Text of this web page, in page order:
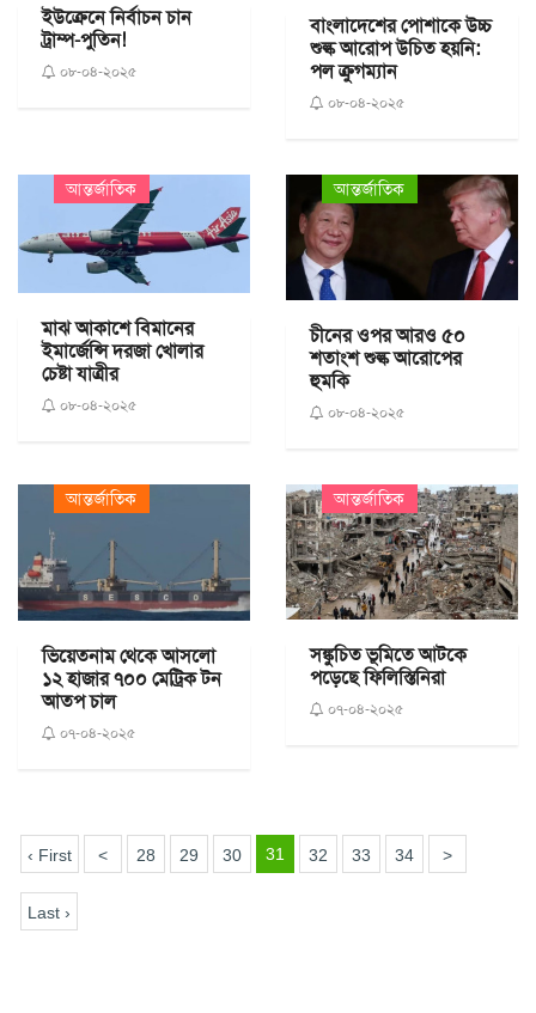
ইউক্রেনে নির্বাচন চান
ট্রাম্প-পুতিন!
০৮-০৪-২০২৫
বাংলাদেশের পোশাকে উচ্চ
শুল্ক আরোপ উচিত হয়নি:
পল ক্রুগম্যান
০৮-০৪-২০২৫
আন্তর্জাতিক
মাঝ আকাশে বিমানের
ইমার্জেন্সি দরজা খোলার
চেষ্টা যাত্রীর
০৮-০৪-২০২৫
আন্তর্জাতিক
চীনের ওপর আরও ৫০
শতাংশ শুল্ক আরোপের
হুমকি
০৮-০৪-২০২৫
আন্তর্জাতিক
ভিয়েতনাম থেকে আসলো
১২ হাজার ৭০০ মেট্রিক টন
আতপ চাল
০৭-০৪-২০২৫
আন্তর্জাতিক
সঙ্কুচিত ভূমিতে আটকে
পড়েছে ফিলিস্তিনিরা
০৭-০৪-২০২৫
‹ First < 28 29 30 31 32 33 34 >
Last ›